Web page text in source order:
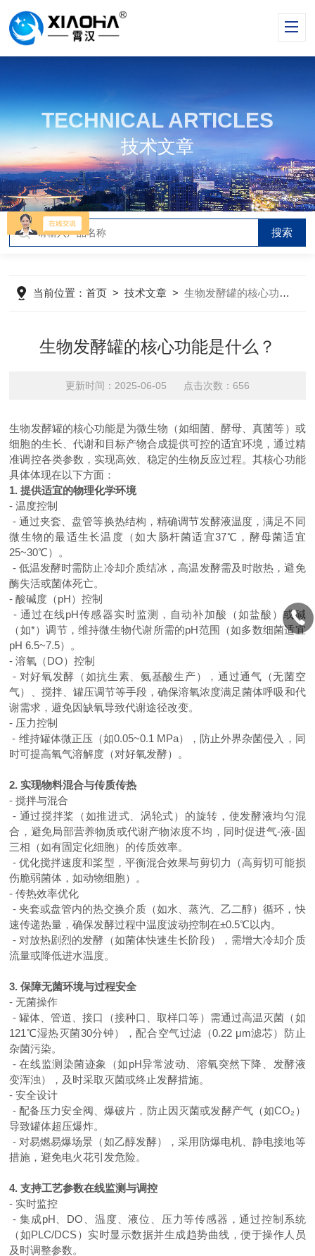
TECHNICAL ARTICLES
技术文章
当前位置：首页 >技术文章 >生物发酵罐的核心功能是什么？
生物发酵罐的核心功能是什么？
更新时间：2025-06-05 点击次数：656
生物发酵罐的核心功能是为微生物（如细菌、酵母、真菌等）或
细胞的生长、代谢和目标产物合成提供可控的适宜环境，通过精
准调控各类参数，实现高效、稳定的生物反应过程。其核心功能
具体体现在以下方面：
1. 提供适宜的物理化学环境
- 温度控制
- 通过夹套、盘管等换热结构，精确调节发酵液温度，满足不同
微生物的最适生长温度（如大肠杆菌适宜37℃，酵母菌适宜
25~30℃）。
- 低温发酵时需防止冷却介质结冰，高温发酵需及时散热，避免
酶失活或菌体死亡。
- 酸碱度（pH）控制
- 通过在线pH传感器实时监测，自动补加酸（如盐酸）或碱
（如*）调节，维持微生物代谢所需的pH范围（如多数细菌适宜
pH 6.5~7.5）。
- 溶氧（DO）控制
- 对好氧发酵（如抗生素、氨基酸生产），通过通气（无菌空
气）、搅拌、罐压调节等手段，确保溶氧浓度满足菌体呼吸和代
谢需求，避免因缺氧导致代谢途径改变。
- 压力控制
- 维持罐体微正压（如0.05~0.1 MPa），防止外界杂菌侵入，同
时可提高氧气溶解度（对好氧发酵）。
2. 实现物料混合与传质传热
- 搅拌与混合
- 通过搅拌桨（如推进式、涡轮式）的旋转，使发酵液均匀混
合，避免局部营养物质或代谢产物浓度不均，同时促进气-液-固
三相（如有固定化细胞）的传质效率。
- 优化搅拌速度和桨型，平衡混合效果与剪切力（高剪切可能损
伤脆弱菌体，如动物细胞）。
- 传热效率优化
- 夹套或盘管内的热交换介质（如水、蒸汽、乙二醇）循环，快
速传递热量，确保发酵过程中温度波动控制在±0.5℃以内。
- 对放热剧烈的发酵（如菌体快速生长阶段），需增大冷却介质
流量或降低进水温度。
3. 保障无菌环境与过程安全
- 无菌操作
- 罐体、管道、接口（接种口、取样口等）需通过高温灭菌（如
121℃湿热灭菌30分钟），配合空气过滤（0.22 μm滤芯）防止
杂菌污染。
- 在线监测染菌迹象（如pH异常波动、溶氧突然下降、发酵液
变浑浊），及时采取灭菌或终止发酵措施。
- 安全设计
- 配备压力安全阀、爆破片，防止因灭菌或发酵产气（如CO₂）
导致罐体超压爆炸。
- 对易燃易爆场景（如乙醇发酵），采用防爆电机、静电接地等
措施，避免电火花引发危险。
4. 支持工艺参数在线监测与调控
- 实时监控
- 集成pH、DO、温度、液位、压力等传感器，通过控制系统
（如PLC/DCS）实时显示数据并生成趋势曲线，便于操作人员
及时调整参数。